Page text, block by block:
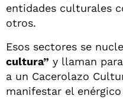
entidades culturales
otros.
Esos sectores se
cultura” y llaman
a un Cacerolazo
manifestar el